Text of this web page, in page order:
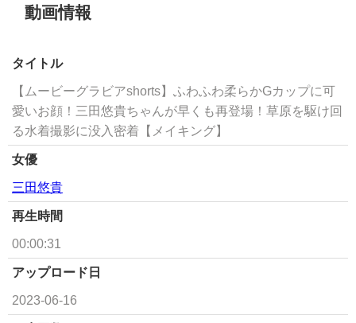
動画情報
タイトル
【ムービーグラビアshorts】ふわふわ柔らかGカップに可
愛いお顔！三田悠貴ちゃんが早くも再登場！草原を駆け回
る水着撮影に没入密着【メイキング】
女優
三田悠貴
再生時間
00:00:31
アップロード日
2023-06-16